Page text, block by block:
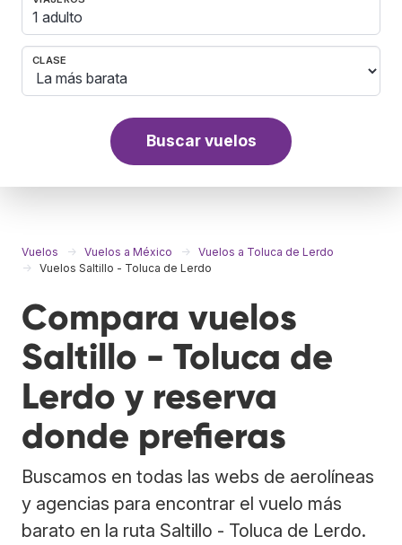
1 adulto
CLASE
Buscar vuelos
Vuelos Vuelos a México
Vuelos a Toluca de Lerdo
Vuelos Saltillo - Toluca de Lerdo
Compara vuelos
Saltillo - Toluca de
Lerdo y reserva
donde prefieras
Buscamos en todas las webs de aerolíneas
y agencias para encontrar el vuelo más
barato en la ruta Saltillo - Toluca de Lerdo.